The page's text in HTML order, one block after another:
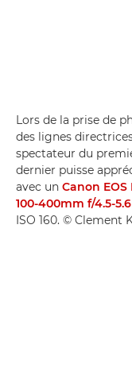
Lors de la prise de
des lignes
spectateur du
dernier puisse
avec un Canon EOS
100-400mm f/4.5-
ISO 160. © Clement